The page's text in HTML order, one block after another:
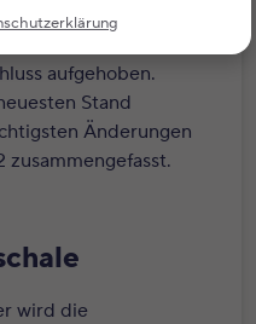
für
aufgehoben.
Stand
Änderungen
zusammengefasst.
wird die